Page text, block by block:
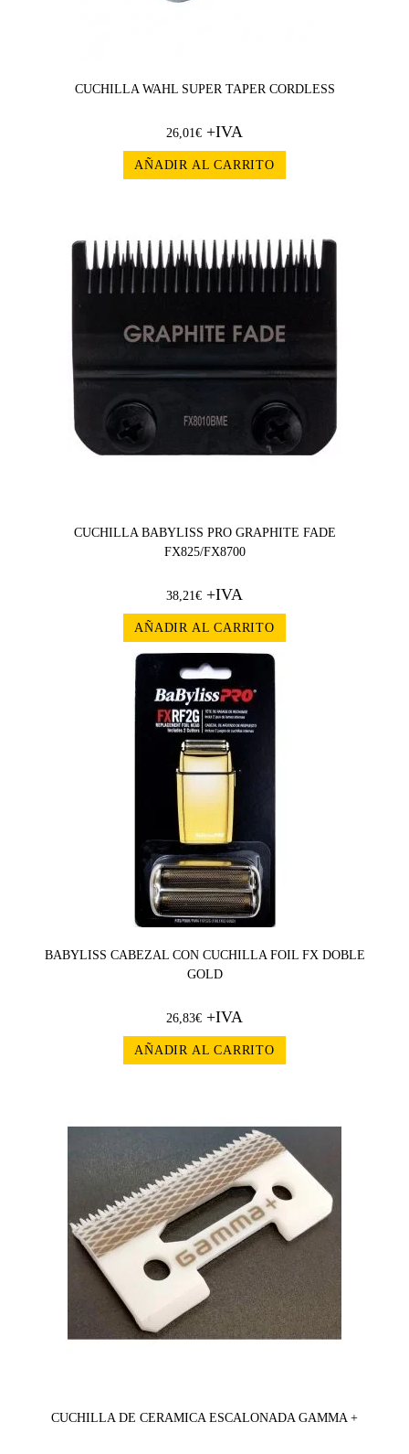
CUCHILLA WAHL SUPER TAPER CORDLESS
26,01€ +IVA
AÑADIR AL CARRITO
CUCHILLA BABYLISS PRO GRAPHITE FADE
FX825/FX8700
38,21€ +IVA
AÑADIR AL CARRITO
BABYLISS CABEZAL CON CUCHILLA FOIL FX DOBLE
GOLD
26,83€ +IVA
AÑADIR AL CARRITO
CUCHILLA DE CERAMICA ESCALONADA GAMMA +